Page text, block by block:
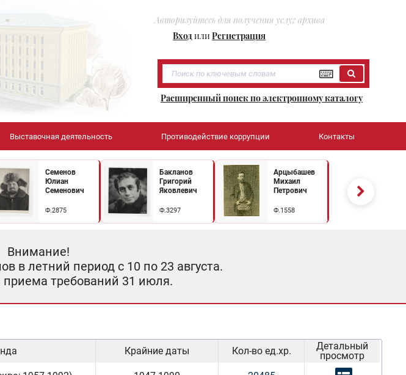
Авторизуйтесь для получения услуг архива
ВходилиРегистрация
Расширенный поиск по электронному каталогу
Выставочная деятельность Противодействие коррупции Контакты
Семенов
Юлиан
Семенович
Ф.2875
Бакланов
Григорий
Яковлевич
Ф.3297
Арцыбашев
Михаил
Петрович
Ф.1558
Внимание!
в летний период с 10 по 23 августа.
требований 31 июля.
Крайние даты Кол-во ед.хр.
Детальный
просмотр